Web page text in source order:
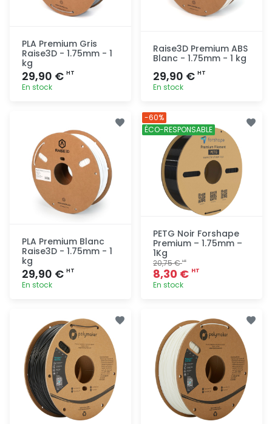
PLA Premium Gris
Raise3D - 1.75mm - 1
kg
29,90 € HT
En stock
Raise3D Premium ABS
Blanc - 1.75mm - 1 kg
29,90 € HT
En stock
rapide
PLA Premium Blanc
Raise3D - 1.75mm - 1
kg
29,90 € HT
En stock
rapide
PETG Noir Forshape
Premium – 1.75mm –
1Kg
20,75 €HT
8,30 € HT
En stock
rapide
-60%
ÉCO-RESPONSABLE